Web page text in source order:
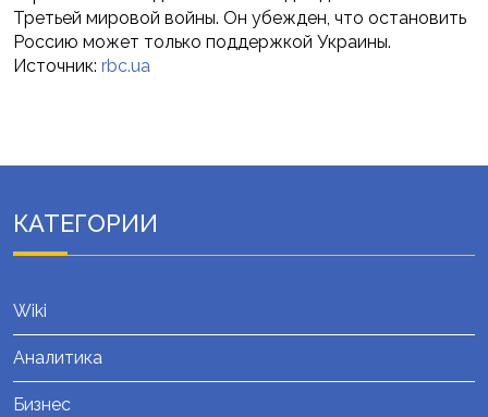
Третьей мировой войны. Он убежден, что остановить
Россию может только поддержкой Украины.
Источник: rbc.ua
КАТЕГОРИИ
Wiki
Аналитика
Бизнес